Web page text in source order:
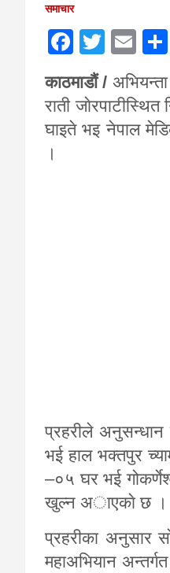
समाचार
F
ce
b
o
T
wi
tt
er
E
ail
काठमाडाैं /
राती
घाइते भइ नेपाल
।
प्रहरीले अनुसन्धान
भई हाल भक्तपुर
–०५ घर भई
खुल्न अाएकाे छ ।
प्रहरीका अनुसार
महाअभियान